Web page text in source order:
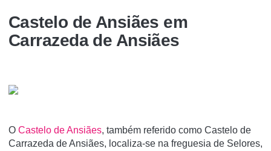
Castelo de Ansiães em
Carrazeda de Ansiães
O Castelo de Ansiães, também referido como Castelo de
Carrazeda de Ansiães, localiza-se na freguesia de Selores,